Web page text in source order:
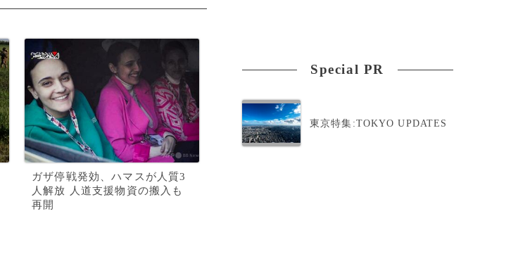
ガザ停戦発効、ハマスが人質3
人解放 人道支援物資の搬入も
再開
Special PR
東京特集:TOKYO UPDATES